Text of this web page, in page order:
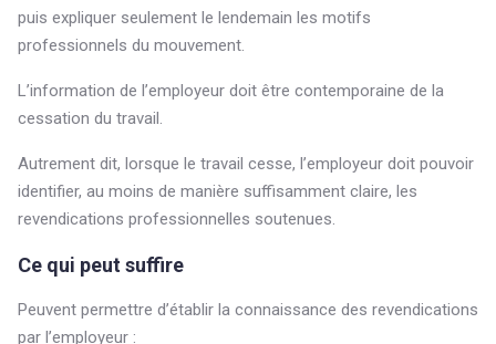
puis expliquer seulement le lendemain les motifs
professionnels du mouvement.
L’information de l’employeur doit être contemporaine de la
cessation du travail.
Autrement dit, lorsque le travail cesse, l’employeur doit pouvoir
identifier, au moins de manière suffisamment claire, les
revendications professionnelles soutenues.
Ce qui peut suffire
Peuvent permettre d’établir la connaissance des revendications
par l’employeur :